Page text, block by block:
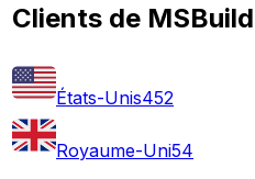
Clients de
États-Unis452
Royaume-Uni54